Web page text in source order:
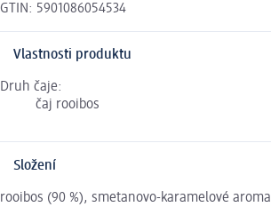
GTIN: 5901086054534
Vlastnosti produktu
Druh čaje:
čaj rooibos
Složení
rooibos (90 %), smetanovo-karamelové